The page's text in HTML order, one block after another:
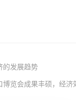
的发展趋势
博览会成果丰硕，经济